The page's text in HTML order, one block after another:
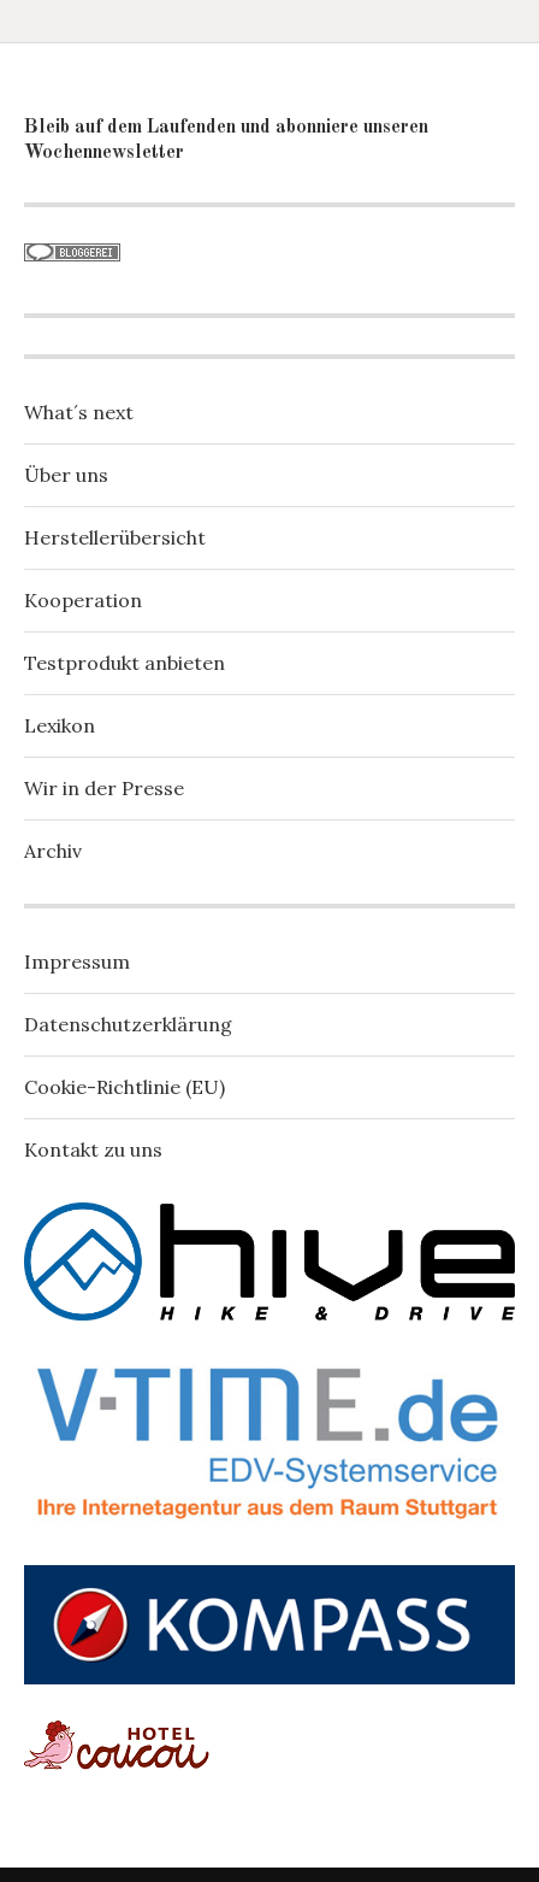
Bleib auf dem Laufenden und abonniere unseren
Wochennewsletter
What´s next
Über uns
Herstellerübersicht
Kooperation
Testprodukt anbieten
Lexikon
Wir in der Presse
Archiv
Impressum
Datenschutzerklärung
Cookie-Richtlinie (EU)
Kontakt zu uns